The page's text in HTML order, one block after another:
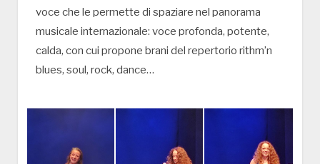
voce che le permette di spaziare nel panorama
musicale internazionale: voce profonda, potente,
calda, con cui propone brani del repertorio rithm’n
blues, soul, rock, dance…